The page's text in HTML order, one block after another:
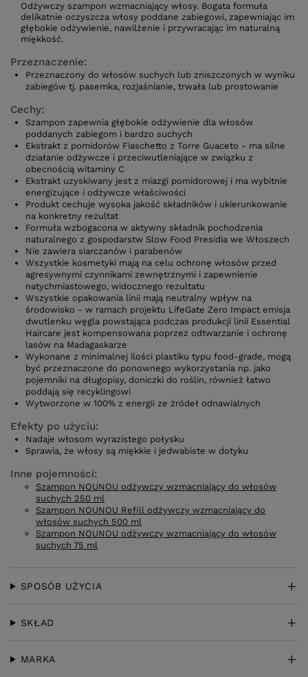
Odżywczy szampon wzmacniający włosy. Bogata formuła
delikatnie oczyszcza włosy poddane zabiegowi, zapewniając im
głębokie odżywienie, nawilżenie i przywracając im naturalną
miękkość.
Przeznaczenie:
Przeznaczony do włosów suchych lub zniszczonych w wyniku
zabiegów tj. pasemka, rozjaśnianie, trwała lub prostowanie
Cechy:
Szampon zapewnia głębokie odżywienie dla włosów
poddanych zabiegom i bardzo suchych
Ekstrakt z pomidorów Fiaschetto z Torre Guaceto - ma silne
działanie odżywcze i przeciwutleniające w związku z
obecnością witaminy C
Ekstrakt uzyskiwany jest z miazgi pomidorowej i ma wybitnie
energizujące i odżywcze właściwości
Produkt cechuje wysoka jakość składników i ukierunkowanie
na konkretny rezultat
Formuła wzbogacona w aktywny składnik pochodzenia
naturalnego z gospodarstw Slow Food Presidia we Włoszech
Nie zawiera siarczanów i parabenów
Wszystkie kosmetyki mają na celu ochronę włosów przed
agresywnymi czynnikami zewnętrznymi i zapewnienie
natychmiastowego, widocznego rezultatu
Wszystkie opakowania linii mają neutralny wpływ na
środowisko - w ramach projektu LifeGate Zero Impact emisja
dwutlenku węgla powstająca podczas produkcji linii Essential
Haircare jest kompensowana poprzez odtwarzanie i ochronę
lasów na Madagaskarze
Wykonane z minimalnej ilości plastiku typu food-grade, mogą
być przeznaczone do ponownego wykorzystania np. jako
pojemniki na długopisy, doniczki do roślin, również łatwo
poddają się recyklingowi
Wytworzone w 100% z energii ze źródeł odnawialnych
Efekty po użyciu:
Nadaje włosom wyrazistego połysku
Sprawia, że włosy są miękkie i jedwabiste w dotyku
Inne pojemności:
Szampon NOUNOU odżywczy wzmacniający do włosów
suchych 250 ml
Szampon NOUNOU Refill odżywczy wzmacniający do
włosów suchych 500 ml
Szampon NOUNOU odżywczy wzmacniający do włosów
suchych 75 ml
SPOSÓB UŻYCIA
SKŁAD
MARKA